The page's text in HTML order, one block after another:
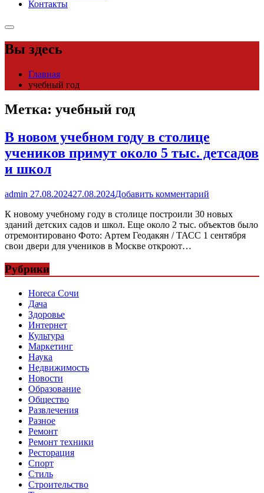
Контакты
Вы здесь
Главная
учебный год
Метка: учебный год
В новом учебном году в столице
учеников примут около 5 тыс. детсадов
и школ
admin 27.08.202427.08.2024Добавить комментарий
К новому учебному году в столице построили 30 новых
зданий детских садов и школ. Еще около 2 тыс. объектов было
отремонтировано Фото: Артем Геодакян / ТАСС 1 сентября
свои двери для учеников в Москве откроют…
Рубрики
Horeca Сочи
Дача
Здоровье
Интернет
Культура
Маркетинг
Наука
Недвижимость
Новости
Образование
Общество
Развлечения
Разное
Ремонт
Ремонт техники
Ресторация
Спорт
Стиль
Строительство